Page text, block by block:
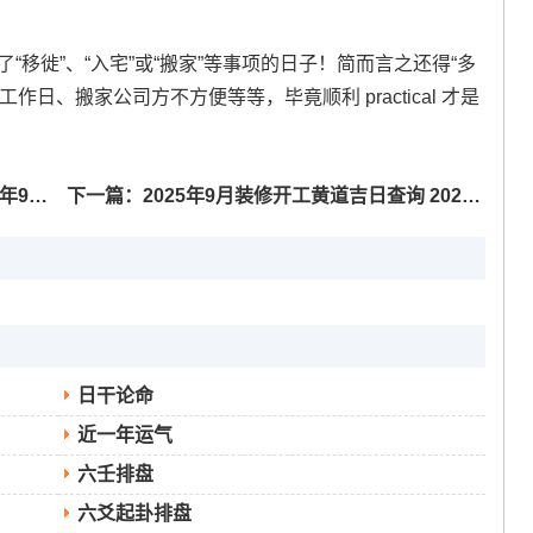
移徙”、“入宅”或“搬家”等事项的日子！简而言之还得“多
作日、搬家公司方不方便等等，毕竟顺利 practical 才是
日 下一篇：2025年9月装修开工黄道吉日查询 2025年9月适合装修开工的黄道吉日有哪些
日干论命
近一年运气
六壬排盘
六爻起卦排盘